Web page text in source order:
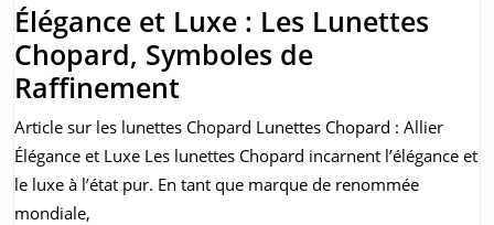
Élégance et Luxe : Les Lunettes
Chopard, Symboles de
RaffinementÉlégance
et
Luxe
:
Article sur les lunettes Chopard Lunettes Chopard : Allier
Élégance et Luxe Les lunettes Chopard incarnent l’élégance et
le luxe à l’état pur. En tant que marque de renommée
mondiale,